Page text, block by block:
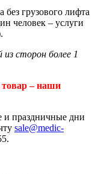
грузового лифта
человек – услуги
сторон более 1
товар – наши
и праздничные дни
sale@medic-